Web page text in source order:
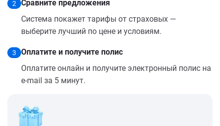
2
Сравните предложения
Система покажет тарифы от страховых —
выберите лучший по цене и условиям.
3
Оплатите и получите полис
Оплатите онлайн и получите электронный полис на
e-mail за 5 минут.